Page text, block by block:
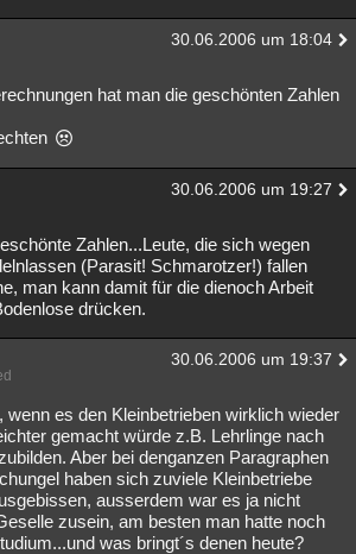
30.06.2006 um 18:04
hat man die geschönten Zahlen
30.06.2006 um 19:27
Zahlen...Leute, die sich wegen
(Parasit! Schmarotzer!) fallen
man kann damit für die dienoch Arbeit
drücken.
30.06.2006 um 19:37
wenn es den Kleinbetrieben wirklich wieder
gemacht würde z.B. Lehrlinge nach
Aber bei denganzen Paragraphen
haben sich zuviele Kleinbetriebe
ausserdem war es ja nicht
zusein, am besten man hatte noch
was bringt´s denen heute?